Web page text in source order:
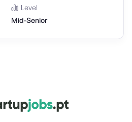
Level
Mid-Senior